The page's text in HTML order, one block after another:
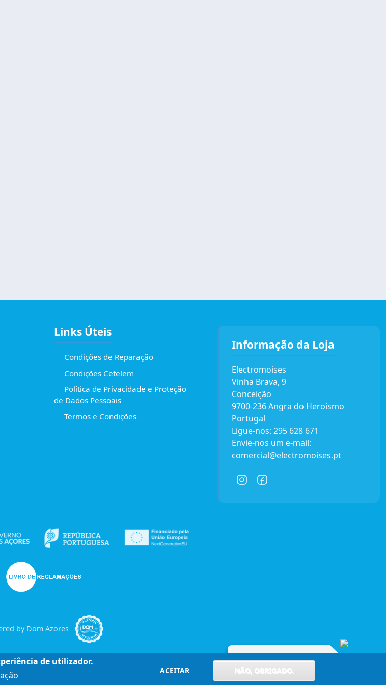
Entre em contacto connosco!
Links Úteis
Condições de Reparação
Condições Cetelem
Política de Privacidade e Proteção
de Dados Pessoais
Termos e Condições
Informação da Loja
Electromoises
Vinha Brava, 9
Conceição
9700-236 Angra do Heroísmo
Portugal
Ligue-nos: 295 628 671
Envie-nos um e-mail:
comercial@electromoises.pt
by Dom Azores
de utilizador.
ACEITAR NÃO, OBRIGADO.